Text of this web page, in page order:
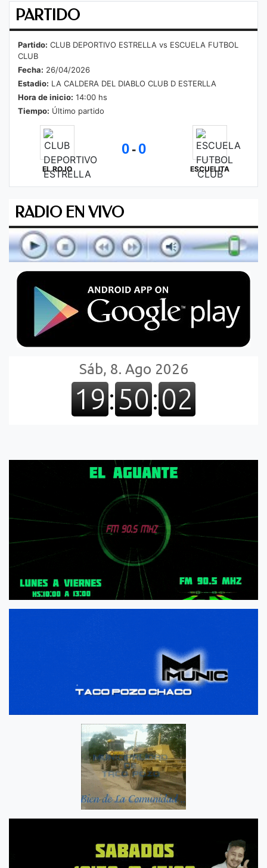
PARTIDO
Partido: CLUB DEPORTIVO ESTRELLA vs ESCUELA FUTBOL
CLUB
Fecha: 26/04/2026
Estadio: LA CALDERA DEL DIABLO CLUB D ESTERLLA
Hora de inicio: 14:00 hs
Tiempo: Último partido
EL ROJO
0- 0
ESCUELITA
RADIO EN VIVO